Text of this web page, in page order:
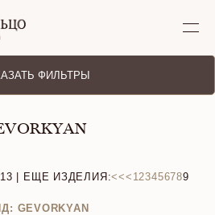
ФИЛЬТРЫ
| ЕЩЕ ИЗДЕЛИЯ:<<< 123456789
GEVORKYAN